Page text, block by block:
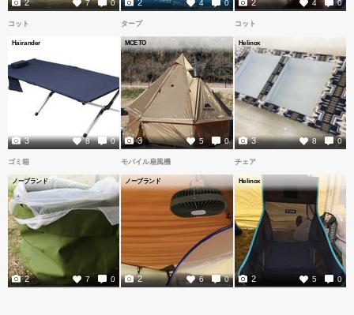
7 0
2 4 0
2 4 0
2
コット
Hairander
8 0
3
タープ
MCETO
5 0
3
コット
Helinox
8 0
3
ゴミ箱
ノーブランド
7 0
2
モバイル扇風機
ノーブランド
6 0
2
チェア
Helinox
5 0
2